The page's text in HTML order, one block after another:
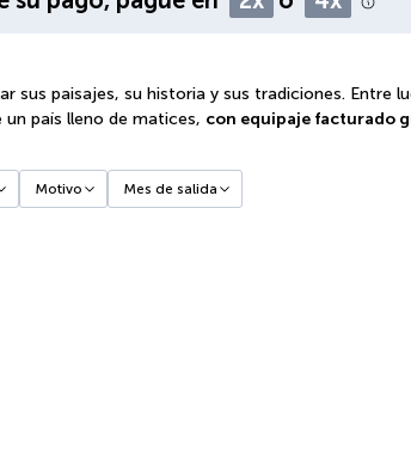
sus paisajes, su historia y sus tradiciones. Entre
país lleno de matices, con equipaje facturado
Motivo Mes de salida